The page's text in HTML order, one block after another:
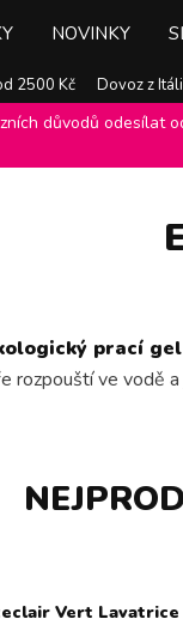
2500 Kč Dovoz z
NOVINKY
důvodů odesílat
prací gel
rozpouští ve vodě
Vert